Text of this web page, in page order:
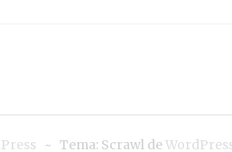
~ Tema: Scrawl de